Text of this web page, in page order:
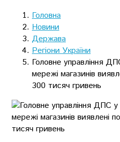
Головна
Новини
Держава
Регіони України
Головне управління
мережі магазинів
300 тисяч гривень